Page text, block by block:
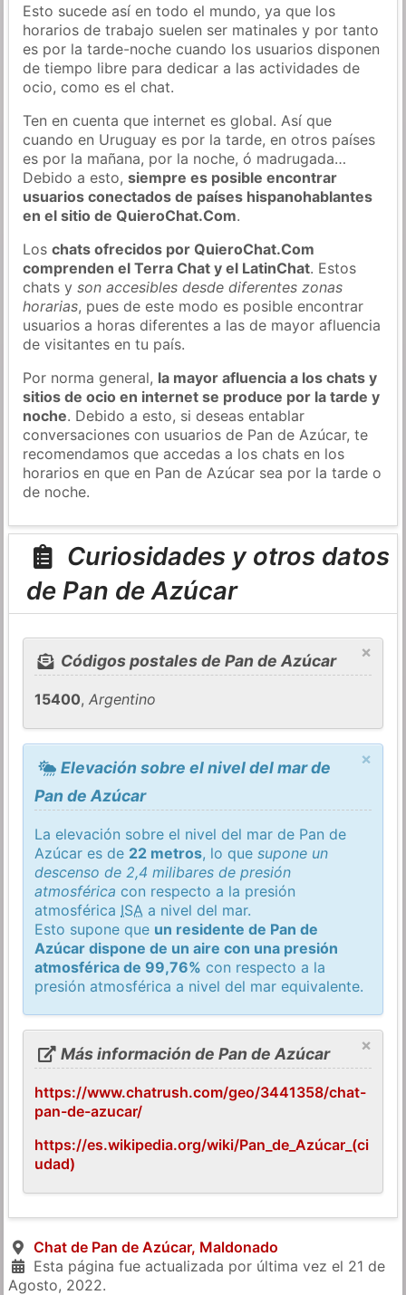
Esto sucede así en todo el mundo, ya que los
horarios de trabajo suelen ser matinales y por tanto
es por la tarde-noche cuando los usuarios disponen
de tiempo libre para dedicar a las actividades de
ocio, como es el chat.
Ten en cuenta que internet es global. Así que
cuando en Uruguay es por la tarde, en otros países
es por la mañana, por la noche, ó madrugada…
Debido a esto,siempre es posible encontrar
usuarios conectados de países hispanohablantes
en el sitio de QuieroChat.Com.
Loschats ofrecidos por QuieroChat.Com
comprenden el Terra Chat y el LatinChat. Estos
chats yson accesibles desde diferentes zonas
horarias, pues de este modo es posible encontrar
usuarios a horas diferentes a las de mayor afluencia
de visitantes en tu país.
Por norma general, la mayor afluencia a los chats y
sitios de ocio en internet se produce por la tarde y
noche. Debido a esto, si deseas entablar
conversaciones con usuarios de Pan de Azúcar, te
recomendamos que accedas a los chats en los
horarios en que en Pan de Azúcar sea por la tarde o
de noche.
Curiosidades y otros datos
de Pan de Azúcar
×
Códigos postales de Pan de Azúcar
15400,Argentino
×
Elevación sobre el nivel del mar de
Pan de Azúcar
La elevación sobre el nivel del mar de Pan de
Azúcar es de 22 metros, lo quesupone un
descenso de 2,4 milibares de presión
atmosférica con respecto a la presión
atmosférica ISA a nivel del mar.
Esto supone que un residente de Pan de
Azúcar dispone de un aire con una presión
atmosférica de 99,76% con respecto a la
presión atmosférica a nivel del mar equivalente.
×
Más información de Pan de Azúcar
https://www.chatrush.com/geo/3441358/chat-
pan-de-azucar/
https://es.wikipedia.org/wiki/Pan_de_Azúcar_(ci
udad)
Chat de Pan de Azúcar, Maldonado
Esta página fue actualizada por última vez el 21 de
Agosto, 2022.